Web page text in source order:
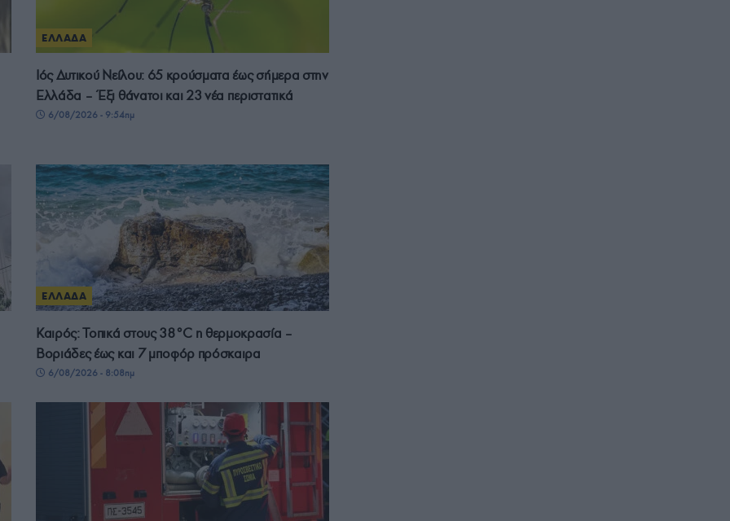
ΕΛΛΑΔΑ
Ιός Δυτικού Νείλου: 65 κρούσματα έως σήμερα στην
Ελλάδα – Έξι θάνατοι και 23 νέα περιστατικά
6/08/2026 - 9:54πμ
ΕΛΛΑΔΑ
Καιρός: Τοπικά στους 38°C η θερμοκρασία –
Βοριάδες έως και 7 μποφόρ πρόσκαιρα
6/08/2026 - 8:08πμ